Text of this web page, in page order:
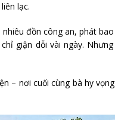
lạc.
đồn công an, phát
giận dỗi vài ngày.
– nơi cuối cùng bà hy